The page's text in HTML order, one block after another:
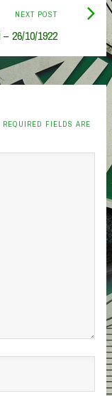
NEXT POST
26/10/1922
Next
FIELDS ARE